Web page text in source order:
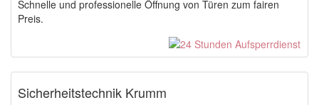
Schnelle und professionelle Öffnung von Türen zum fairen
Preis.
Sicherheitstechnik Krumm